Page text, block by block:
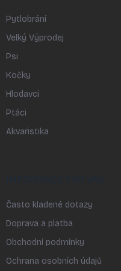
Pytlobrání
Velký Výprodej
Psi
Kočky
Hlodavci
Ptáci
Akvaristika
Často kladené dotazy
Doprava a platba
Obchodní podmínky
Ochrana osobních údajů